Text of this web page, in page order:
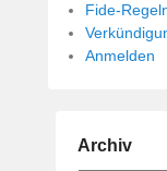
Fide-
Anmelden
Archiv